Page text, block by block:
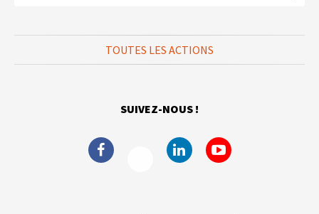
TOUTES LES ACTIONS
SUIVEZ-NOUS !